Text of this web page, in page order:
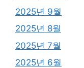
2025년 9월
2025년 8월
2025년 7월
2025년 6월